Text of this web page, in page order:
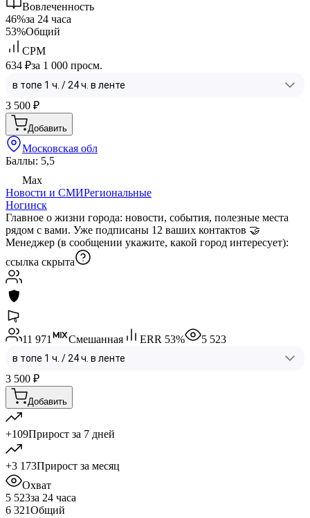
Вовлеченность
46%за 24 часа
53%Общий
CPM
634 ₽за 1 000 просм.
3 500 ₽
Добавить
Московская обл
Баллы: 5,5
Max
Новости и СМИРегиональные
Ногинск
Главное о жизни города: новости, события, полезные места
рядом с вами. Уже подписаны 12 ваших контактов 🤝
Менеджер (в сообщении укажите, какой город интересует):
ссылка скрыта
11 971 Смешанная ERR 53% 5 523
3 500 ₽
Добавить
+109Прирост за 7 дней
+3 173Прирост за месяц
Охват
5 523за 24 часа
6 321Общий